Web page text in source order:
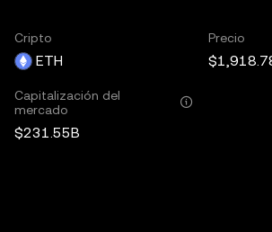
Cripto
ETH
Precio
Capitalización del
mercado
$231.55B